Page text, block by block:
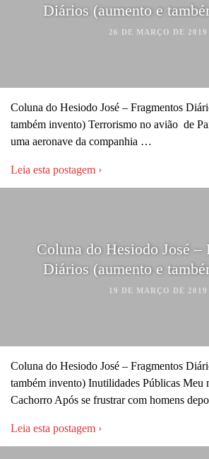
Diários (aumento e
26 DE MARÇO DE 2019
Coluna do Hesiodo José – Fragmentos
também invento) Terrorismo no avião de
uma aeronave da companhia …
Leia esta postagem ›
Coluna do Hesiodo José –
Diários (aumento e
19 DE MARÇO DE 2019
Coluna do Hesiodo José – Fragmentos
também invento) Inutilidades Públicas Meu
Cachorro Após se frustrar com homens
Leia esta postagem ›